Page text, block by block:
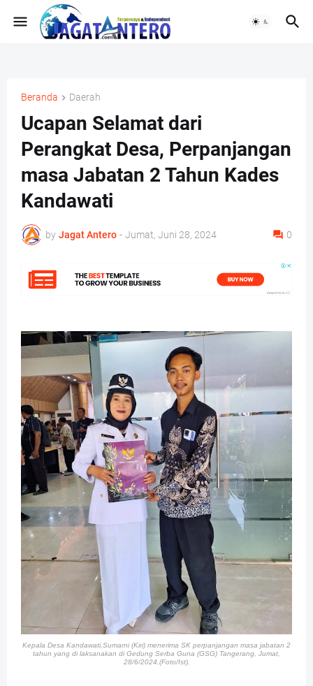
Beranda Daerah
Ucapan Selamat dari
Perangkat Desa, Perpanjangan
masa Jabatan 2 Tahun Kades
Kandawati
by Jagat Antero - Jumat, Juni 28, 2024 0
Kepala Desa Kandawati,Sumarni (Kiri) menerima SK perpanjangan masa jabatan 2
tahun yang di laksanakan di Gedung Serba Guna (GSG) Tangerang, Jumat,
28/6/2024.(Foto/Ist).